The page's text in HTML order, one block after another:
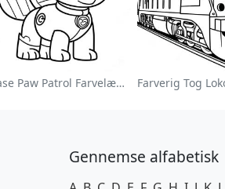
Chase Paw Patrol Farvelægningsside
Gennemse alfabetisk